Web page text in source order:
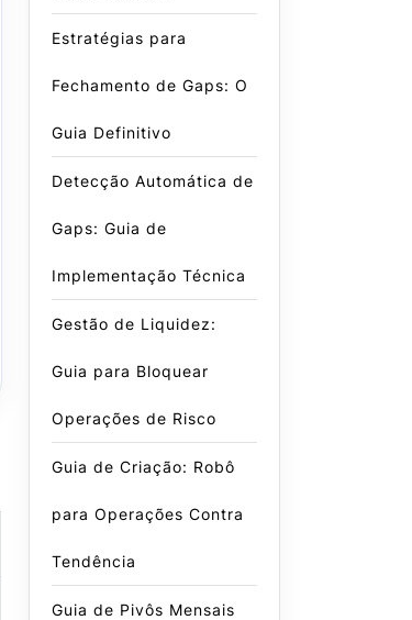
Estratégias para
Fechamento de Gaps: O
Guia Definitivo
Detecção Automática de
Gaps: Guia de
Implementação Técnica
Gestão de Liquidez:
Guia para Bloquear
Operações de Risco
Guia de Criação: Robô
para Operações Contra
Tendência
Guia de Pivôs Mensais